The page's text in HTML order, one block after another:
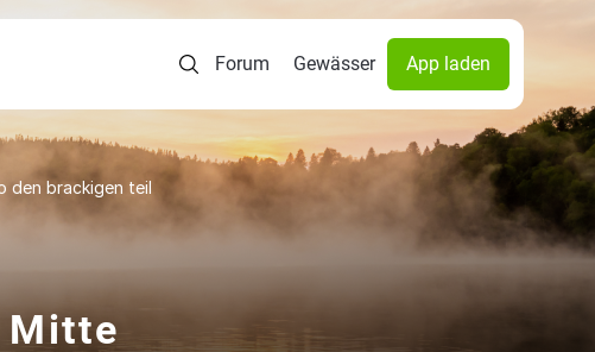
Forum Gewässer App laden
den brackigen teil
Mitte